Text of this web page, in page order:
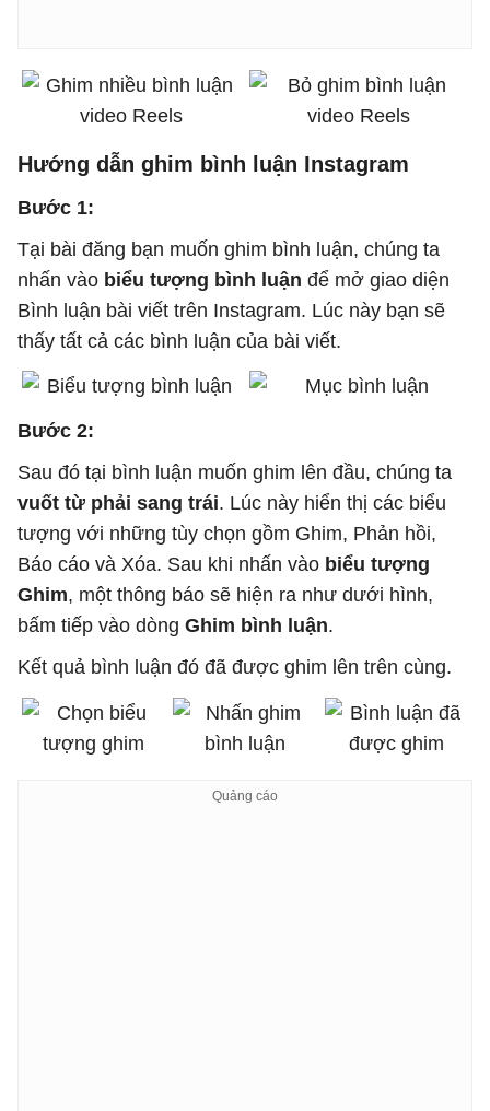
Hướng dẫn ghim bình luận Instagram
Bước 1:
Tại bài đăng bạn muốn ghim bình luận, chúng ta
nhấn vào biểu tượng bình luận để mở giao diện
Bình luận bài viết trên Instagram. Lúc này bạn sẽ
thấy tất cả các bình luận của bài viết.
Bước 2:
Sau đó tại bình luận muốn ghim lên đầu, chúng ta
vuốt từ phải sang trái. Lúc này hiển thị các biểu
tượng với những tùy chọn gồm Ghim, Phản hồi,
Báo cáo và Xóa. Sau khi nhấn vào biểu tượng
Ghim, một thông báo sẽ hiện ra như dưới hình,
bấm tiếp vào dòng Ghim bình luận.
Kết quả bình luận đó đã được ghim lên trên cùng.